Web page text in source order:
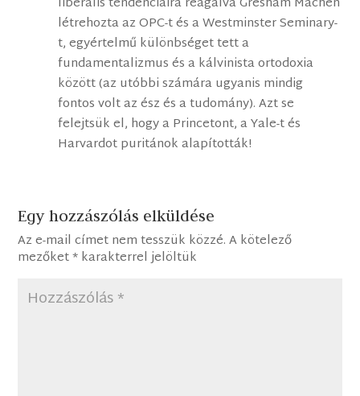
létrehozta az OPC-t és a Westminster Seminary-
t, egyértelmű különbséget tett a
fundamentalizmus és a kálvinista ortodoxia
között (az utóbbi számára ugyanis mindig
fontos volt az ész és a tudomány). Azt se
felejtsük el, hogy a Princetont, a Yale-t és
Harvardot puritánok alapították!
Egy hozzászólás elküldése
Az e-mail címet nem tesszük közzé. A kötelező
mezőket*karakterrel jelöltük